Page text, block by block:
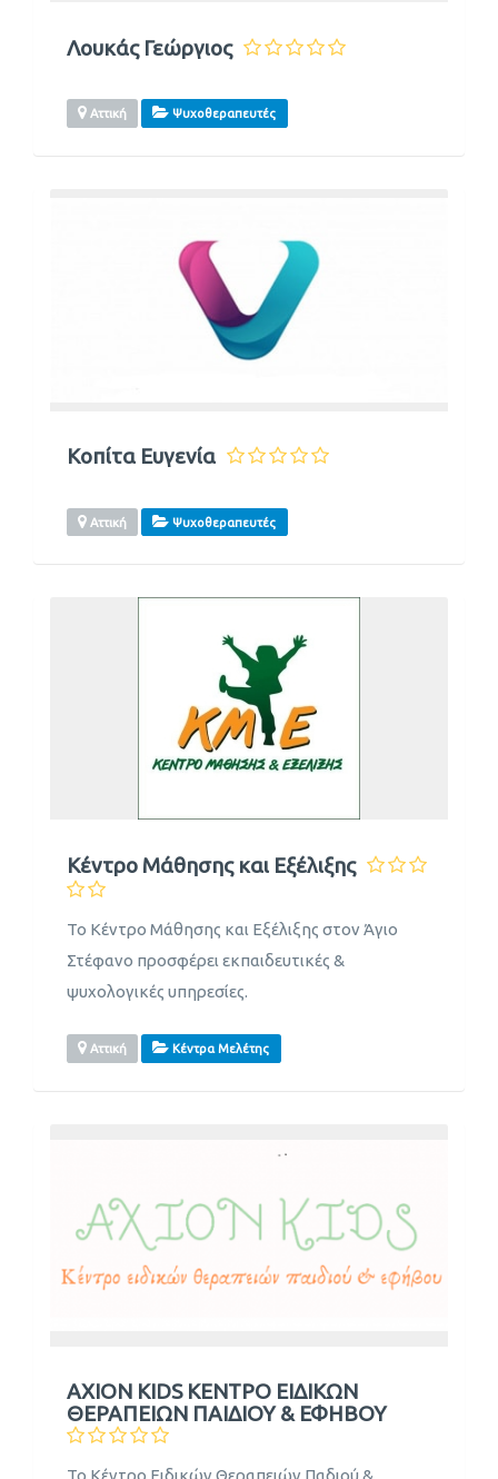
Λουκάς Γεώργιος
Αττική Ψυχοθεραπευτές
Κοπίτα Ευγενία
Αττική Ψυχοθεραπευτές
Κέντρο Mάθησης και Eξέλιξης
Το Κέντρο Μάθησης και Εξέλιξης στον Άγιο
Στέφανο προσφέρει εκπαιδευτικές &
ψυχολογικές υπηρεσίες.
Αττική Κέντρα Μελέτης
AXION KIDS ΚΕΝΤΡΟ ΕΙΔΙΚΩΝ
ΘΕΡΑΠΕΙΩΝ ΠΑΙΔΙΟΥ & ΕΦΗΒΟΥ